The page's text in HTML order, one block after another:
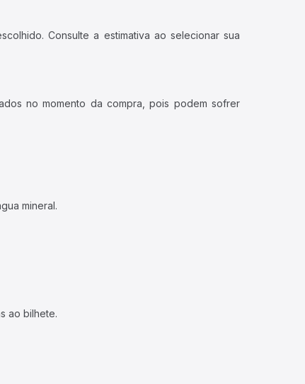
Consulte a estimativa ao selecionar sua
no momento da compra, pois podem sofrer
mineral.
ao bilhete.